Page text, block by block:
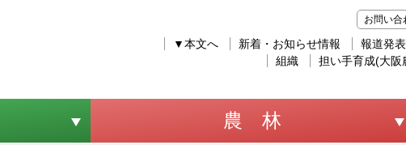
お問い合
▼本文へ 新着・お知らせ情報 報道発表
組織
担い手育成(大阪
農 林